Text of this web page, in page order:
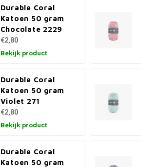
Durable Coral
Katoen 50 gram
Chocolate 2229
€2,80
Bekijk product
Durable Coral
Katoen 50 gram
Violet 271
€2,80
Bekijk product
Durable Coral
Katoen 50 gram